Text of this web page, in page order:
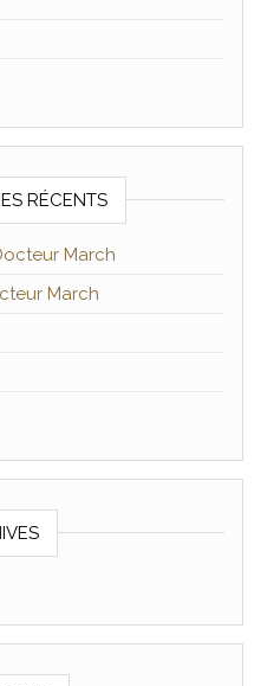
RÉCENTS
March
March